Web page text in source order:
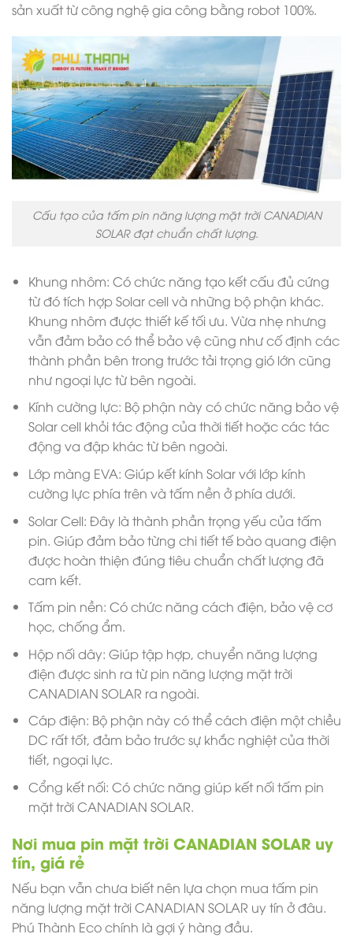
sản xuất từ công nghệ gia công bằng robot 100%.
Cấu tạo của tấm pin năng lượng mặt trời CANADIAN
SOLAR đạt chuẩn chất lượng.
Khung nhôm: Có chức năng tạo kết cấu đủ cứng
từ đó tích hợp Solar cell và những bộ phận khác.
Khung nhôm được thiết kế tối ưu. Vừa nhẹ nhưng
vẫn đảm bảo có thể bảo vệ cũng như cố định các
thành phần bên trong trước tải trọng gió lớn cũng
như ngoại lực từ bên ngoài.
Kính cường lực: Bộ phận này có chức năng bảo vệ
Solar cell khỏi tác động của thời tiết hoặc các tác
động va đập khác từ bên ngoài.
Lớp màng EVA: Giúp kết kính Solar với lớp kính
cường lực phía trên và tấm nền ở phía dưới.
Solar Cell: Đây là thành phần trọng yếu của tấm
pin. Giúp đảm bảo từng chi tiết tế bào quang điện
được hoàn thiện đúng tiêu chuẩn chất lượng đã
cam kết.
Tấm pin nền: Có chức năng cách điện, bảo vệ cơ
học, chống ẩm.
Hộp nối dây: Giúp tập hợp, chuyển năng lượng
điện được sinh ra từ pin năng lượng mặt trời
CANADIAN SOLAR ra ngoài.
Cáp điện: Bộ phận này có thể cách điện một chiều
DC rất tốt, đảm bảo trước sự khắc nghiệt của thời
tiết, ngoại lực.
Cổng kết nối: Có chức năng giúp kết nối tấm pin
mặt trời CANADIAN SOLAR.
Nơi mua pin mặt trời CANADIAN SOLAR uy
tín, giá rẻ
Nếu bạn vẫn chưa biết nên lựa chọn mua tấm pin
năng lượng mặt trời CANADIAN SOLAR uy tín ở đâu.
Phú Thành Eco chính là gợi ý hàng đầu.